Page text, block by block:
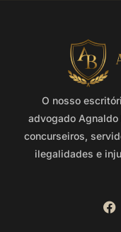
O nosso
advogado
concurseiros,
ilegalidades e